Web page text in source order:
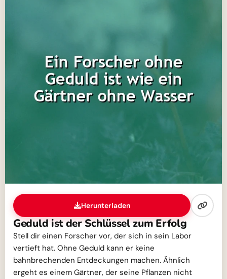
Herunterladen
Geduld ist der Schlüssel zum Erfolg
Stell dir einen Forscher vor, der sich in sein Labor
vertieft hat. Ohne Geduld kann er keine
bahnbrechenden Entdeckungen machen. Ähnlich
ergeht es einem Gärtner, der seine Pflanzen nicht